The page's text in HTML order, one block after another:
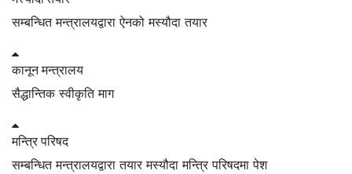
सम्बन्धित मन्त्रालयद्वारा ऐनको मस्यौदा तयार
कानूनमन्त्रालय
सैद्धान्तिक स्वीकृति माग
मन्त्रिपरिषद
सम्बन्धित मन्त्रालयद्वारा तयार मस्यौदा मन्त्रि परिषदमा पेश